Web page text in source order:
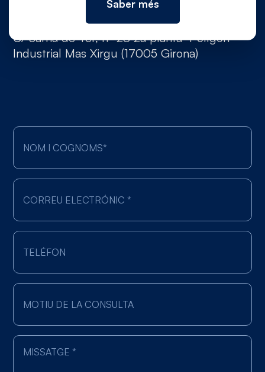
C/ Sarrià de Ter, nº 28 2a planta Polígon
Industrial Mas Xirgu (17005 Girona)
Saber més